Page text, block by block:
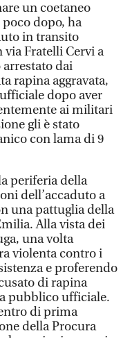
un coetaneo
dopo, ha
in transito
via Fratelli Cervi a
arrestato dai
rapina aggravata,
dopo aver
ai militari
gli è stato
con lama di 9
periferia della
dell’accaduto a
una pattuglia della
Alla vista dei
una volta
violenta contro i
e proferendo
di rapina
pubblico ufficiale.
di prima
della Procura